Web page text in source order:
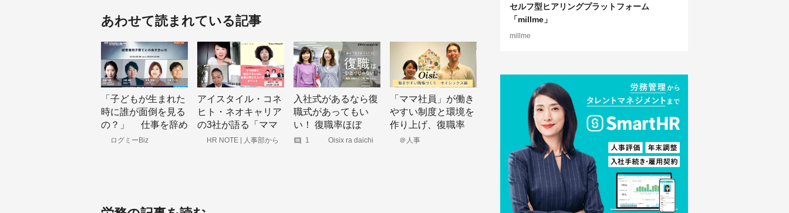
あわせて読まれている記事
「子どもが生まれた
時に誰が面倒を見る
の？」 仕事を辞め
ることすら考えた、
ログミーBiz
アイスタイル・コネ
ヒト・ネオキャリア
の3社が語る「ママ
活躍推進」でのポイ
HR NOTE | 人事部から
入社式があるなら復
職式があってもい
い！ 復職率ほぼ
100%のOisix ra
1
Oisix ra daichi
「ママ社員」が働き
やすい制度と環境を
作り上げ、復職率
100％を目指す～働
＠人事
セルフ型ヒアリングプラットフォーム
「millme」
millme